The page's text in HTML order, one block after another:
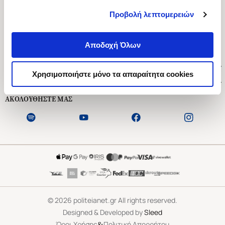
Προβολή λεπτομερειών
Αποδοχή Όλων
Χρησιμοποιήστε μόνο τα απαραίτητα cookies
Ασκληπιού 1-3, Αθήνα 106 79
Δευτέρα - Παρασκευή 09:00-21:00
Εξυπηρέτηση Πελατών
ΑΚΟΛΟΥΘΗΣΤΕ ΜΑΣ
©2026 politeianet.gr All rights reserved.
Designed & Developed bySleed